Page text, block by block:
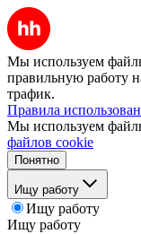
Мы используем
правильную работу
трафик.
Правила
Мы используем
файлов cookie
Понятно
Ищу работу
Ищу работу
Ищу работу